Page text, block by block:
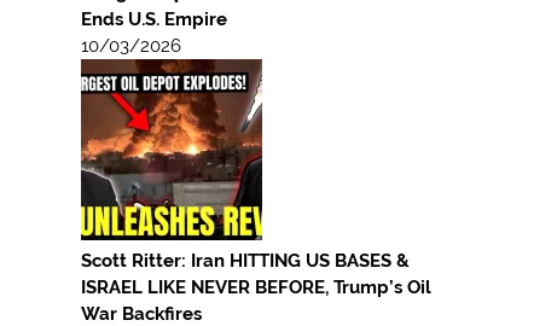
Ends U.S. Empire
10/03/2026
Scott Ritter: Iran HITTING US BASES &
ISRAEL LIKE NEVER BEFORE, Trump’s Oil
War Backfires